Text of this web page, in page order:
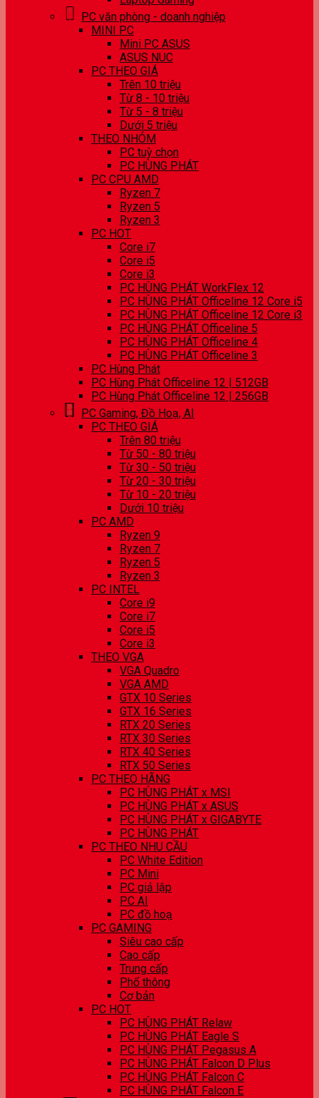
PC văn phòng - doanh nghiệp
MINI PC
Mini PC ASUS
ASUS NUC
PC THEO GIÁ
Trên 10 triệu
Từ 8 - 10 triệu
Từ 5 - 8 triệu
Dưới 5 triệu
THEO NHÓM
PC tuỳ chọn
PC HÙNG PHÁT
PC CPU AMD
Ryzen 7
Ryzen 5
Ryzen 3
PC HOT
Core i7
Core i5
Core i3
PC HÙNG PHÁT WorkFlex 12
PC HÙNG PHÁT Officeline 12 Core i5
PC HÙNG PHÁT Officeline 12 Core i3
PC HÙNG PHÁT Officeline 5
PC HÙNG PHÁT Officeline 4
PC HÙNG PHÁT Officeline 3
PC Hùng Phát
PC Hùng Phát Officeline 12 | 512GB
PC Hùng Phát Officeline 12 | 256GB
PC Gaming, Đồ Hoạ, AI
PC THEO GIÁ
Trên 80 triệu
Từ 50 - 80 triệu
Từ 30 - 50 triệu
Từ 20 - 30 triệu
Từ 10 - 20 triệu
Dưới 10 triệu
PC AMD
Ryzen 9
Ryzen 7
Ryzen 5
Ryzen 3
PC INTEL
Core i9
Core i7
Core i5
Core i3
THEO VGA
VGA Quadro
VGA AMD
GTX 10 Series
GTX 16 Series
RTX 20 Series
RTX 30 Series
RTX 40 Series
RTX 50 Series
PC THEO HÃNG
PC HÙNG PHÁT x MSI
PC HÙNG PHÁT x ASUS
PC HÙNG PHÁT x GIGABYTE
PC HÙNG PHÁT
PC THEO NHU CẦU
PC White Edition
PC Mini
PC giả lập
PC AI
PC đồ hoạ
PC GAMING
Siêu cao cấp
Cao cấp
Trung cấp
Phổ thông
Cơ bản
PC HOT
PC HÙNG PHÁT Relaw
PC HÙNG PHÁT Eagle S
PC HÙNG PHÁT Pegasus A
PC HÙNG PHÁT Falcon D Plus
PC HÙNG PHÁT Falcon C
PC HÙNG PHÁT Falcon E